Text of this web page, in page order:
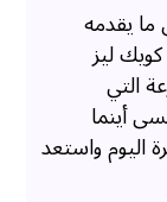
يقدمه
ليز
التي
أينما
اليوم واستعد